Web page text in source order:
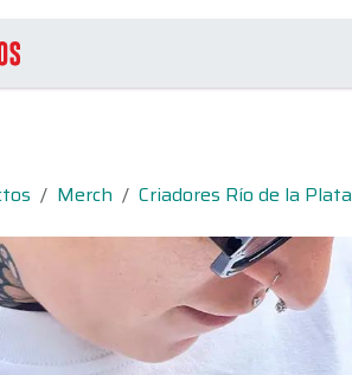
Merch Criadores Río de la Plata